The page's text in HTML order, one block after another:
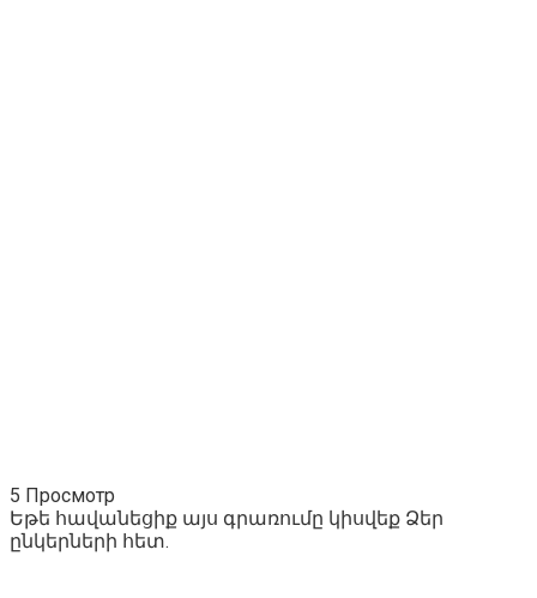
5 Просмотр
Եթե հավանեցիք այս գրառումը կիսվեք Ձեր
ընկերների հետ.